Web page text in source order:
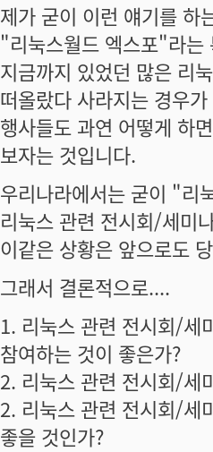
제가 굳이 이런 얘기를 하
"리눅스월드 엑스포"라는
지금까지 있었던 많은 리
떠올랐다 사라지는 경우
행사들도 과연 어떻게 하
보자는 것입니다.
우리나라에서는 굳이 "리
리눅스 관련 전시회/세미
이같은 상황은 앞으로도
그래서 결론적으로....
1. 리눅스 관련 전시회/세
참여하는 것이 좋은가?
2. 리눅스 관련 전시회/세
2. 리눅스 관련 전시회/세
좋을 것인가?